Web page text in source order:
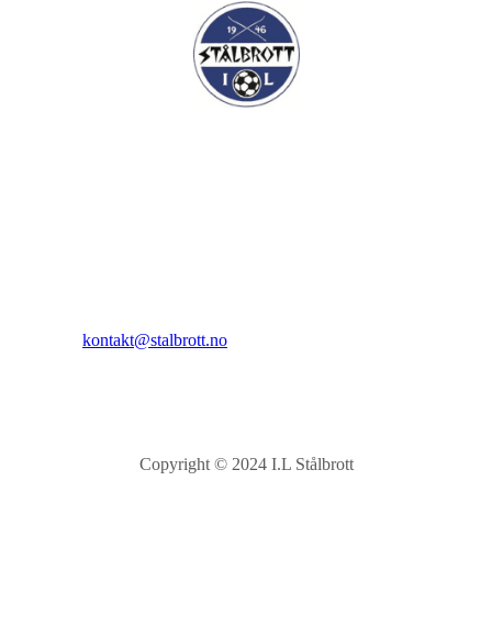
kontakt@stalbrott.no
Copyright © 2024 I.L Stålbrott